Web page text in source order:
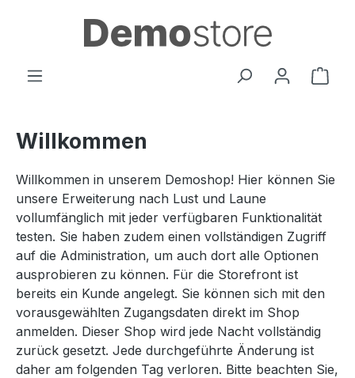
Zum Hauptinhalt springen
Willkommen
Willkommen in unserem Demoshop! Hier können Sie
unsere Erweiterung nach Lust und Laune
vollumfänglich mit jeder verfügbaren Funktionalität
testen. Sie haben zudem einen vollständigen Zugriff
auf die Administration, um auch dort alle Optionen
ausprobieren zu können. Für die Storefront ist
bereits ein Kunde angelegt. Sie können sich mit den
vorausgewählten Zugangsdaten direkt im Shop
anmelden. Dieser Shop wird jede Nacht vollständig
zurück gesetzt. Jede durchgeführte Änderung ist
daher am folgenden Tag verloren. Bitte beachten Sie,